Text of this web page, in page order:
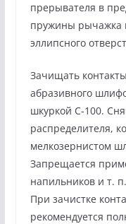
прерывателя в
пружины рычажка
эллипсного
Зачищать
абразивного
шкуркой С-100.
распределителя,
мелкозернистом
Запрещается
напильников и т. п.
При зачистке
рекомендуется